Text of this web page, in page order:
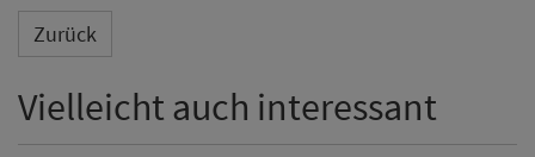
Zurück
Vielleicht auch interessant